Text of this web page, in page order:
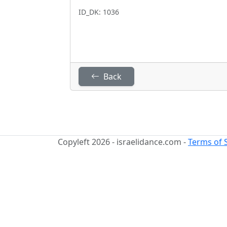
ID_DK: 1036
Back
Copyleft 2026 - israelidance.com -Terms of